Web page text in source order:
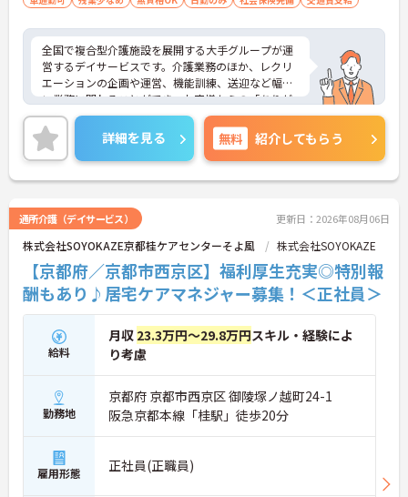
全国で複合型介護施設を展開する大手グループが運
営するデイサービスです。介護業務のほか、レクリ
エーションの企画や運営、機能訓練、送迎など幅広
い業務に関わることができ、お客様からの「ありが
とう」を直接やりがいにできる環境です。有給休暇
とは別に年間17日間のリフレッシュ休暇が付与さ
れ、平日の取得もしやすいため、ご家庭との両立や
ご自身の趣味など、プライベートを大切にしながら
日勤帯で無理なく働き続けられます。髪色やネイル
保ちながらいきいきと働ける点も魅力です。また、
個人の評価等に応じて支払われる特別報酬制度があ
り、頑張りがしっかりと還元されます。定年後も70
歳まで再雇用制度を利用して働けるため、資格と経
験を活かして長く安定したキャリアを築いていきた
い方に大変おすすめの求人です。
★おすすめPOINT★
【充実した研修体制でさらなるスキルアップが期待
できます】
・入社時研修やサービス別研修など多彩な研修があ
るため、着実に知識と技術を深められます
・OJT研修を通じて現場での実践的なサポートを受
けられるので、安心して業務をスタートできます
環境です】
・有給休暇とは別に年間17日間のリフレッシュ休暇
があるため、心身ともにしっかりと休むことができ
詳細を見る 無料 紹介してもらう
通所介護（デイサービス） 更新日：2026年08月06日
株式会社SOYOKAZE京都桂ケアセンターそよ風 株式会社SOYOKAZE
【京都府／京都市西京区】福利厚生充実◎特別報
酬もあり♪居宅ケアマネジャー募集！＜正社員＞
給料
月収 23.3万円～29.8万円スキル・経験によ
り考慮
勤務地
京都府 京都市西京区 御陵塚ノ越町24-1
阪急京都本線「桂駅」徒歩20分
雇用形態 正社員(正職員)